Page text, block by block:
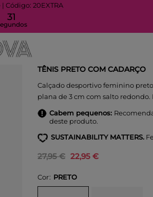
Código: 20EXTRA
30
TÊNIS PRETO COM CADARÇO
Calçado desportivo feminino
plana de 3 cm com salto
Cabem pequenos:
deste produto.
SUSTAINABILITY MATTERS.
22,95 €
27,95 €
Cor PRETO